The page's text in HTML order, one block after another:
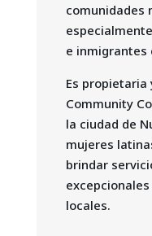
comunidades
e inmigrantes
Es
Community
la ciudad de
mujeres
brindar
locales.